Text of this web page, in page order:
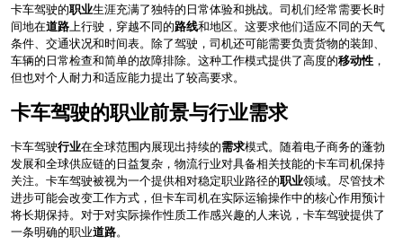
卡车驾驶的职业生涯充满了独特的日常体验和挑战。司机们经常需要长时
间地在道路上行驶，穿越不同的路线和地区。这要求他们适应不同的天气
条件、交通状况和时间表。除了驾驶，司机还可能需要负责货物的装卸、
车辆的日常检查和简单的故障排除。这种工作模式提供了高度的移动性 ，
但也对个人耐力和适应能力提出了较高要求。
卡车驾驶的职业前景与行业需求
卡车驾驶行业在全球范围内展现出持续的需求模式。随着电子商务的蓬勃
发展和全球供应链的日益复杂，物流行业对具备相关技能的卡车司机保持
关注。卡车驾驶被视为一个提供相对稳定职业路径的职业领域。尽管技术
进步可能会改变工作方式，但卡车司机在实际运输操作中的核心作用预计
将长期保持。对于对实际操作性质工作感兴趣的人来说，卡车驾驶提供了
一条明确的职业道路。